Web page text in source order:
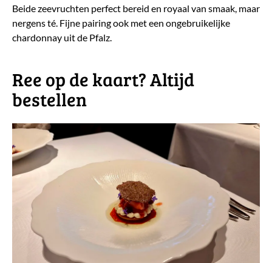
Beide zeevruchten perfect bereid en royaal van smaak, maar
nergens té. Fijne pairing ook met een ongebruikelijke
chardonnay uit de Pfalz.
​Ree op de kaart? Altijd
bestellen